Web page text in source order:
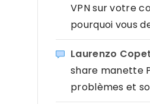
VPN sur votre
pourquoi vous
Laurenzo
share manette
problèmes et